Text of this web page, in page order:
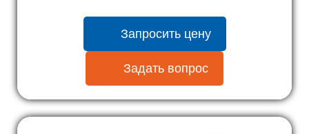
Запросить цену
Задать вопрос